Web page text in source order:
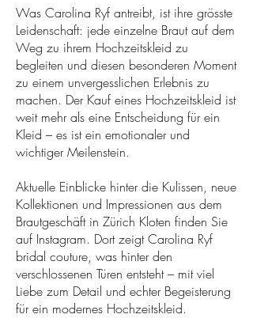
Was Carolina Ryf antreibt, ist ihre grösste
Leidenschaft: jede einzelne Braut auf dem
Weg zu ihrem Hochzeitskleid zu
begleiten und diesen besonderen Moment
zu einem unvergesslichen Erlebnis zu
machen. Der Kauf eines Hochzeitskleid ist
weit mehr als eine Entscheidung für ein
Kleid – es ist ein emotionaler und
wichtiger Meilenstein.
Aktuelle Einblicke hinter die Kulissen, neue
Kollektionen und Impressionen aus dem
Brautgeschäft in Zürich Kloten finden Sie
auf Instagram. Dort zeigt Carolina Ryf
bridal couture, was hinter den
verschlossenen Türen entsteht – mit viel
Liebe zum Detail und echter Begeisterung
für ein modernes Hochzeitskleid.